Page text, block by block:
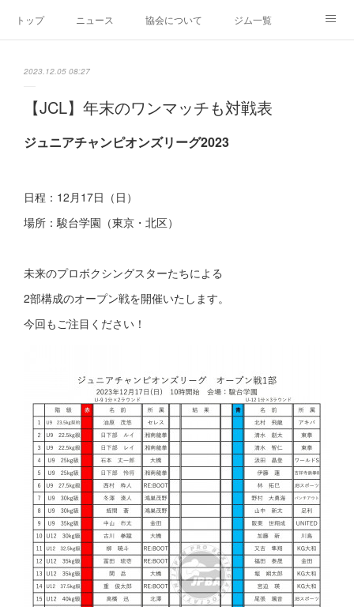
トップ ニュース 協会について ジム一覧
2023.12.05 08:27
【JCL】年末のワンマッチも対戦表
ジュニアチャンピオンズリーグ2023
日程：12月17日（日）
場所：駿台学園（東京・北区）
未来のプロボクシングスターたちによる
2部構成のオープン戦を開催いたします。
今回もご注目ください！